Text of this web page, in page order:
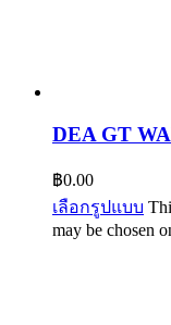
DEA GT
฿0.00
เลือกรูปแบบ
may be chosen